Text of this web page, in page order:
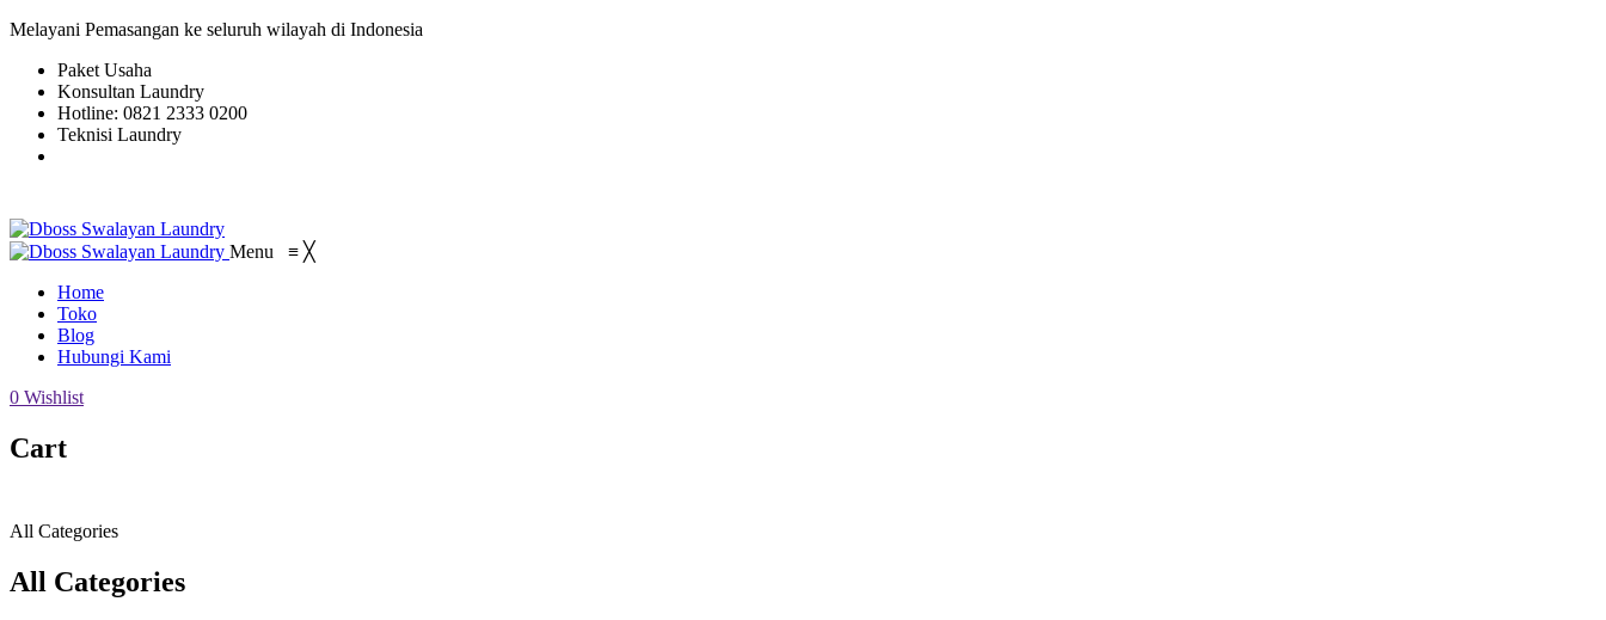
Melayani Pemasangan ke seluruh wilayah di Indonesia
Paket Usaha
Konsultan Laundry
Hotline: 0821 2333 0200
Teknisi Laundry
Menu ≡ ╳
Home
Toko
Blog
Hubungi Kami
0 Wishlist
Cart
All Categories
All Categories